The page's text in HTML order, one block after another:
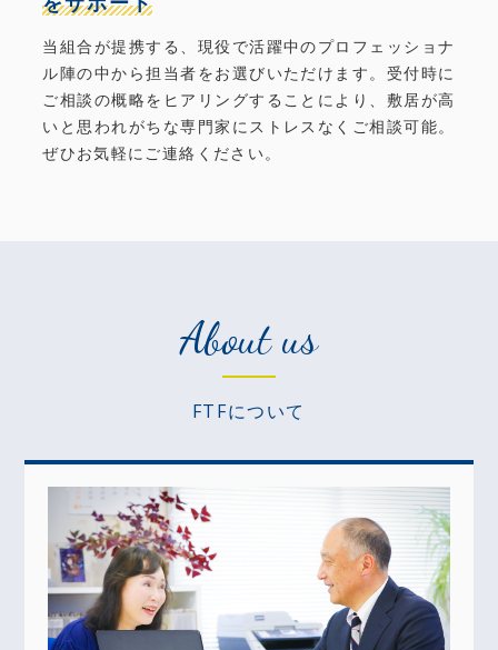
当組合が提携する、現役で活躍中のプロフェッショナ
ル陣の中から担当者をお選びいただけます。受付時に
ご相談の概略をヒアリングすることにより、敷居が高
いと思われがちな専門家にストレスなくご相談可能。
ぜひお気軽にご連絡ください。
About us
FTFについて